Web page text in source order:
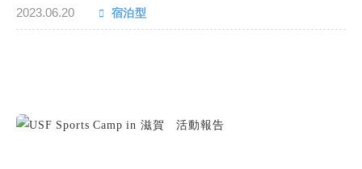
2023.06.20 宿泊型